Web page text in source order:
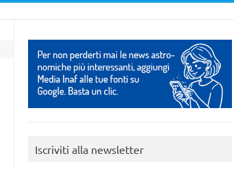
Iscriviti alla newsletter